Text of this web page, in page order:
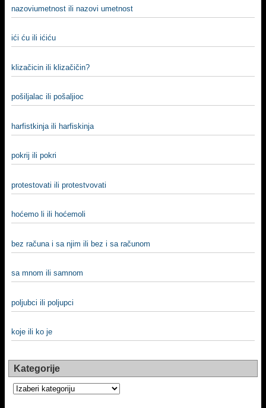
nazoviumetnost ili nazovi umetnost
ići ću ili ićiću
klizačicin ili klizačičin?
pošiljalac ili pošaljioc
harfistkinja ili harfiskinja
pokrij ili pokri
protestovati ili protestvovati
hoćemo li ili hoćemoli
bez računa i sa njim ili bez i sa računom
sa mnom ili samnom
poljubci ili poljupci
koje ili ko je
Kategorije
Kategorije